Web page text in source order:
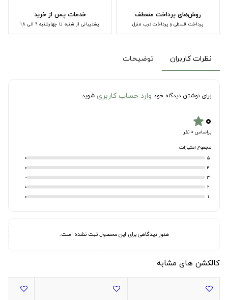
روش‌های پرداخت منعطف
پرداخت قسطی و پرداخت درب منزل
خدمات پس از خرید
پشتیبانی از شنبه تا چهارشنبه 9 الی 18
نظرات کاربران توضیحات
برای نوشتن دیدگاه خود وارد حساب کاربری شوید.
۰star
براساس 0 نفر
مجموع امتیازات
5
0
4
0
3
0
2
0
1
0
هنوز دیدگاهی برای این محصول ثبت نشده است.
کالکشن های مشابه